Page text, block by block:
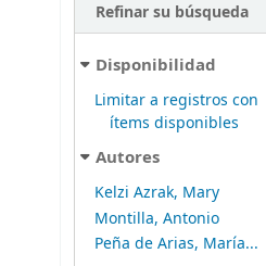
Refinar su búsqueda
Disponibilidad
Limitar a registros con
ítems disponibles
Autores
Kelzi Azrak, Mary
Montilla, Antonio
Peña de Arias, María...